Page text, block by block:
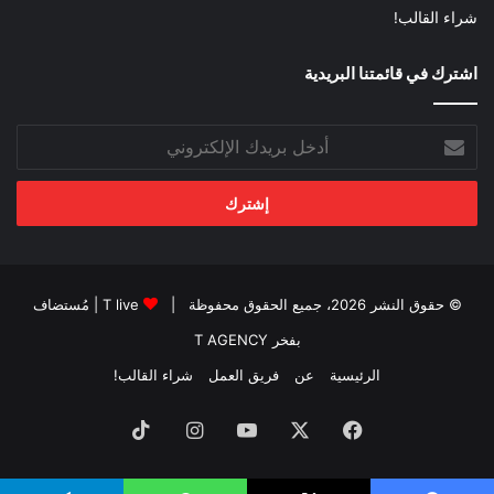
شراء القالب!
اشترك في قائمتنا البريدية
بريدك
الإلكتروني
© حقوق النشر 2026، جميع الحقوق محفوظة | T live | مُستضاف
بفخر T AGENCY
الرئيسية
عن فريق العمل شراء القالب!
فيسبوك ‫YouTubeانستقرام